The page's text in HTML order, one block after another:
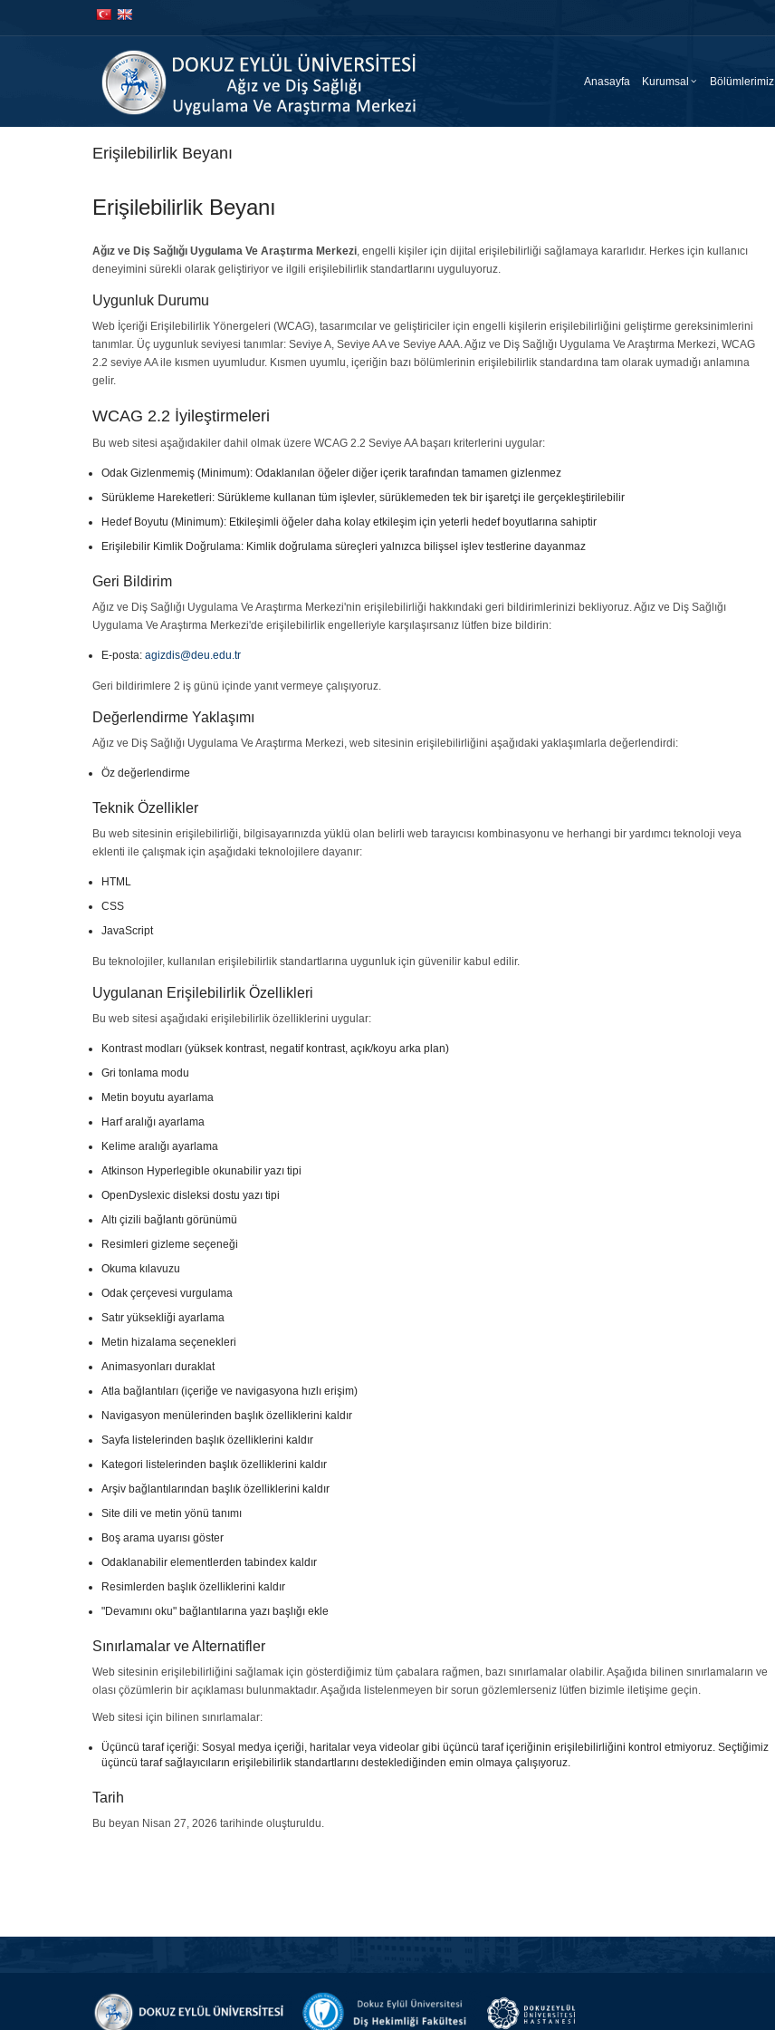
Anasayfa Kurumsal Bölümlerimiz
Erişilebilirlik Beyanı
Erişilebilirlik Beyanı
Ağız ve Diş Sağlığı Uygulama Ve Araştırma Merkezi, engelli kişiler için dijital erişilebilirliği sağlamaya kararlıdır. Herkes için kullanıcı
deneyimini sürekli olarak geliştiriyor ve ilgili erişilebilirlik standartlarını uyguluyoruz.
Uygunluk Durumu
Web İçeriği Erişilebilirlik Yönergeleri (WCAG), tasarımcılar ve geliştiriciler için engelli kişilerin erişilebilirliğini geliştirme gereksinimlerini
tanımlar. Üç uygunluk seviyesi tanımlar: Seviye A, Seviye AA ve Seviye AAA. Ağız ve Diş Sağlığı Uygulama Ve Araştırma Merkezi, WCAG
2.2 seviye AA ile kısmen uyumludur. Kısmen uyumlu, içeriğin bazı bölümlerinin erişilebilirlik standardına tam olarak uymadığı anlamına
gelir.
WCAG 2.2 İyileştirmeleri
Bu web sitesi aşağıdakiler dahil olmak üzere WCAG 2.2 Seviye AA başarı kriterlerini uygular:
Odak Gizlenmemiş (Minimum): Odaklanılan öğeler diğer içerik tarafından tamamen gizlenmez
Sürükleme Hareketleri: Sürükleme kullanan tüm işlevler, sürüklemeden tek bir işaretçi ile gerçekleştirilebilir
Hedef Boyutu (Minimum): Etkileşimli öğeler daha kolay etkileşim için yeterli hedef boyutlarına sahiptir
Erişilebilir Kimlik Doğrulama: Kimlik doğrulama süreçleri yalnızca bilişsel işlev testlerine dayanmaz
Geri Bildirim
Ağız ve Diş Sağlığı Uygulama Ve Araştırma Merkezi'nin erişilebilirliği hakkındaki geri bildirimlerinizi bekliyoruz. Ağız ve Diş Sağlığı
Uygulama Ve Araştırma Merkezi'de erişilebilirlik engelleriyle karşılaşırsanız lütfen bize bildirin:
E-posta: agizdis@deu.edu.tr
Geri bildirimlere 2 iş günü içinde yanıt vermeye çalışıyoruz.
Değerlendirme Yaklaşımı
Ağız ve Diş Sağlığı Uygulama Ve Araştırma Merkezi, web sitesinin erişilebilirliğini aşağıdaki yaklaşımlarla değerlendirdi:
Öz değerlendirme
Teknik Özellikler
Bu web sitesinin erişilebilirliği, bilgisayarınızda yüklü olan belirli web tarayıcısı kombinasyonu ve herhangi bir yardımcı teknoloji veya
eklenti ile çalışmak için aşağıdaki teknolojilere dayanır:
HTML
CSS
JavaScript
Bu teknolojiler, kullanılan erişilebilirlik standartlarına uygunluk için güvenilir kabul edilir.
Uygulanan Erişilebilirlik Özellikleri
Bu web sitesi aşağıdaki erişilebilirlik özelliklerini uygular:
Kontrast modları (yüksek kontrast, negatif kontrast, açık/koyu arka plan)
Gri tonlama modu
Metin boyutu ayarlama
Harf aralığı ayarlama
Kelime aralığı ayarlama
Atkinson Hyperlegible okunabilir yazı tipi
OpenDyslexic disleksi dostu yazı tipi
Altı çizili bağlantı görünümü
Resimleri gizleme seçeneği
Okuma kılavuzu
Odak çerçevesi vurgulama
Satır yüksekliği ayarlama
Metin hizalama seçenekleri
Animasyonları duraklat
Atla bağlantıları (içeriğe ve navigasyona hızlı erişim)
Navigasyon menülerinden başlık özelliklerini kaldır
Sayfa listelerinden başlık özelliklerini kaldır
Kategori listelerinden başlık özelliklerini kaldır
Arşiv bağlantılarından başlık özelliklerini kaldır
Site dili ve metin yönü tanımı
Boş arama uyarısı göster
Odaklanabilir elementlerden tabindex kaldır
Resimlerden başlık özelliklerini kaldır
"Devamını oku" bağlantılarına yazı başlığı ekle
Sınırlamalar ve Alternatifler
Web sitesinin erişilebilirliğini sağlamak için gösterdiğimiz tüm çabalara rağmen, bazı sınırlamalar olabilir. Aşağıda bilinen sınırlamaların ve
olası çözümlerin bir açıklaması bulunmaktadır. Aşağıda listelenmeyen bir sorun gözlemlerseniz lütfen bizimle iletişime geçin.
Web sitesi için bilinen sınırlamalar:
Üçüncü taraf içeriği: Sosyal medya içeriği, haritalar veya videolar gibi üçüncü taraf içeriğinin erişilebilirliğini kontrol etmiyoruz. Seçtiğimiz
üçüncü taraf sağlayıcıların erişilebilirlik standartlarını desteklediğinden emin olmaya çalışıyoruz.
Tarih
Bu beyan Nisan 27, 2026 tarihinde oluşturuldu.